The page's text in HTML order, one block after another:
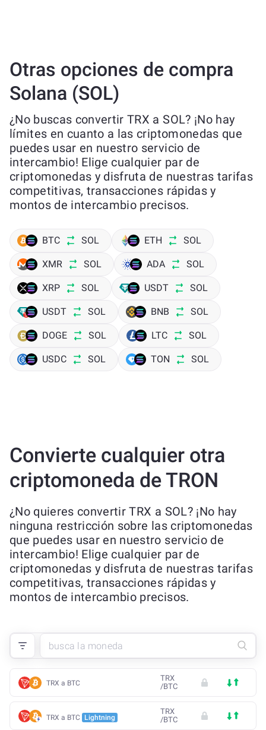
Otras opciones de compra
Solana (SOL)
¿No buscas convertir TRX a SOL? ¡No hay
límites en cuanto a las criptomonedas que
puedes usar en nuestro servicio de
intercambio! Elige cualquier par de
criptomonedas y disfruta de nuestras tarifas
competitivas, transacciones rápidas y
montos de intercambio precisos.
BTC SOL ETH SOL
XMR SOL ADA SOL
XRP SOL USDT SOL
USDT SOL BNB SOL
DOGE SOL LTC SOL
USDC SOL TON SOL
Convierte cualquier otra
criptomoneda de TRON
¿No quieres convertir TRX a SOL? ¡No hay
ninguna restricción sobre las criptomonedas
que puedes usar en nuestro servicio de
intercambio! Elige cualquier par de
criptomonedas y disfruta de nuestras tarifas
competitivas, transacciones rápidas y
montos de intercambio precisos.
TRX a BTC
TRX
/BTC
TRX a BTC Lightning
TRX
/BTC